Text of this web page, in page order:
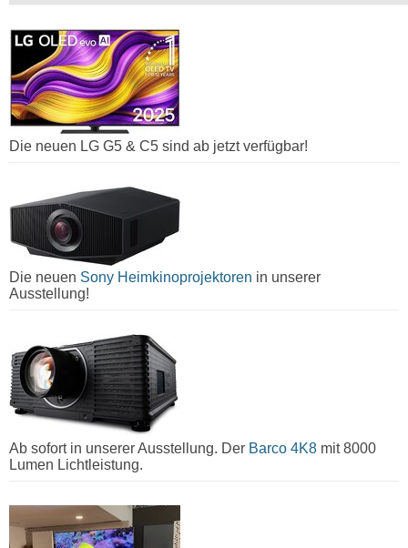
Die neuen LG G5 & C5 sind ab jetzt verfügbar!
Die neuen Sony Heimkinoprojektoren in unserer
Ausstellung!
Ab sofort in unserer Ausstellung. Der Barco 4K8 mit 8000
Lumen Lichtleistung.